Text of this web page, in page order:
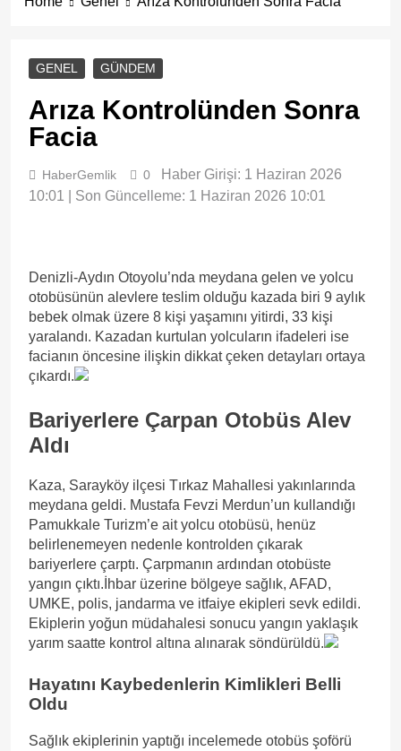
GENEL GÜNDEM
Arıza Kontrolünden Sonra
Facia
HaberGemlik 0
Haber Girişi: 1 Haziran 2026
10:01 | Son Güncelleme: 1 Haziran 2026 10:01
Denizli-Aydın Otoyolu’nda meydana gelen ve yolcu
otobüsünün alevlere teslim olduğu kazada biri 9 aylık
bebek olmak üzere 8 kişi yaşamını yitirdi, 33 kişi
yaralandı. Kazadan kurtulan yolcuların ifadeleri ise
facianın öncesine ilişkin dikkat çeken detayları ortaya
çıkardı.
Bariyerlere Çarpan Otobüs Alev
Aldı
Kaza, Sarayköy ilçesi Tırkaz Mahallesi yakınlarında
meydana geldi. Mustafa Fevzi Merdun’un kullandığı
Pamukkale Turizm’e ait yolcu otobüsü, henüz
belirlenemeyen nedenle kontrolden çıkarak
bariyerlere çarptı. Çarpmanın ardından otobüste
yangın çıktı.İhbar üzerine bölgeye sağlık, AFAD,
UMKE, polis, jandarma ve itfaiye ekipleri sevk edildi.
Ekiplerin yoğun müdahalesi sonucu yangın yaklaşık
yarım saatte kontrol altına alınarak söndürüldü.
Hayatını Kaybedenlerin Kimlikleri Belli
Oldu
Sağlık ekiplerinin yaptığı incelemede otobüs şoförü